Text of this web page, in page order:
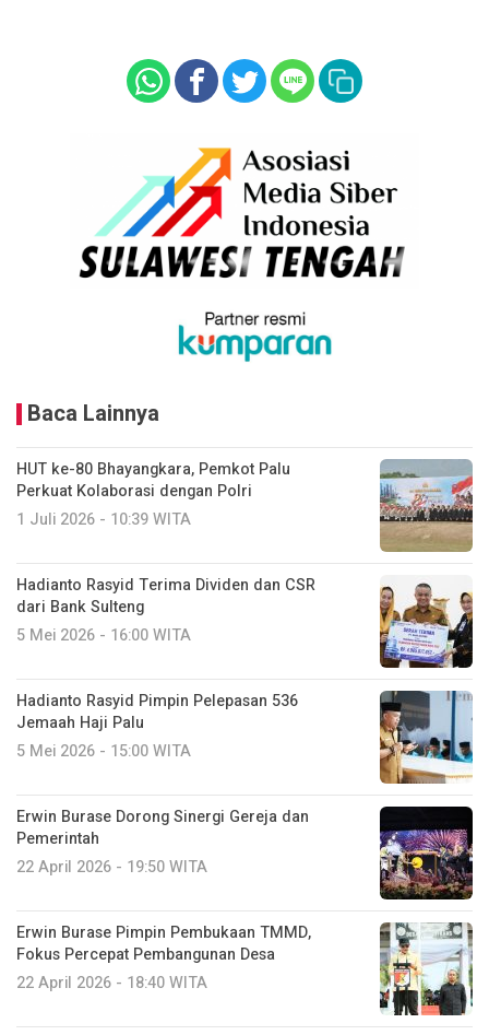
Baca Lainnya
HUT ke-80 Bhayangkara, Pemkot Palu
Perkuat Kolaborasi dengan Polri
1 Juli 2026 - 10:39 WITA
Hadianto Rasyid Terima Dividen dan CSR
dari Bank Sulteng
5 Mei 2026 - 16:00 WITA
Hadianto Rasyid Pimpin Pelepasan 536
Jemaah Haji Palu
5 Mei 2026 - 15:00 WITA
Erwin Burase Dorong Sinergi Gereja dan
Pemerintah
22 April 2026 - 19:50 WITA
Erwin Burase Pimpin Pembukaan TMMD,
Fokus Percepat Pembangunan Desa
22 April 2026 - 18:40 WITA